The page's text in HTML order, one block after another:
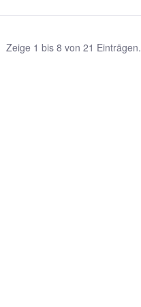
Zeige 1 bis 8 von 21 Einträgen.